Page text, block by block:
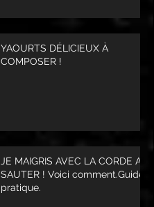
YAOURTS DÉLICIEUX À
COMPOSER !
JE MAIGRIS AVEC LA CORDE A
SAUTER ! Voici comment.Guide
pratique.